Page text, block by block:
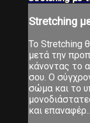
Stretching
Το Stretching
μετά την
κάνοντας το
σου. Ο
σώμα και το
και